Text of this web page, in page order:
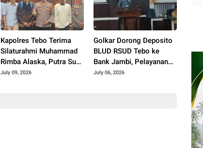
Kapolres Tebo Terima
Silaturahmi Muhammad
Rimba Alaska, Putra Suku
Anak Dalam yang Lulus
July 09, 2026
Golkar Dorong Deposito
BLUD RSUD Tebo ke
Bank Jambi, Pelayanan
RS hingga Jalan Perintis
July 06, 2026